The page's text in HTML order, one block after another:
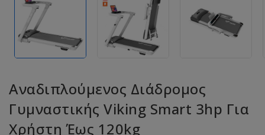
Αναδιπλούμενος Διάδρομος
Γυμναστικής Viking Smart 3hp Για
Χρήστη Έως 120kg